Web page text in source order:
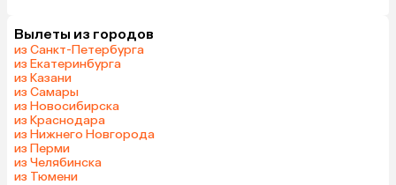
Вылеты из городов
из Санкт-Петербурга
из Екатеринбурга
из Казани
из Самары
из Новосибирска
из Краснодара
из Нижнего Новгорода
из Перми
из Челябинска
из Тюмени